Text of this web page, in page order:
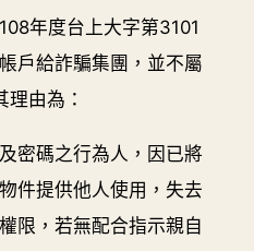
年度台上大字第3101
戶給詐騙集團，並不屬
由為：
密碼之行為人，因已將
件提供他人使用，失去
限，若無配合指示親自